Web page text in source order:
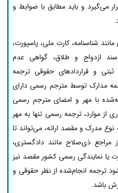
می‌گیرد و باید مطابق با ضوابط و
شناسنامه، کارت ملی، پاسپورت،
ازدواج و طلاق، گواهی عدم
ثبتی و قراردادهای حقوقی ترجمه
مدارک توسط مترجم رسمی دارای
با مهر و امضای مترجم رسمی
از موارد، ترجمه رسمی تنها به مهر
مدرک و مقصد ارائه، می‌تواند تا
مراجع ذی‌صلاح مانند دادگستری،
یا نمایندگی رسمی کشور مقصد نیز
ترجمه انجام‌شده از نظر حقوقی و
باشد.